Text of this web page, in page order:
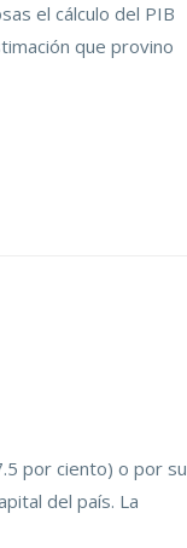
el cálculo del PIB
que provino
por ciento) o por su
del país. La